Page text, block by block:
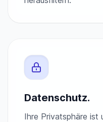
Datenschutz.
Ihre Privatsphäre ist